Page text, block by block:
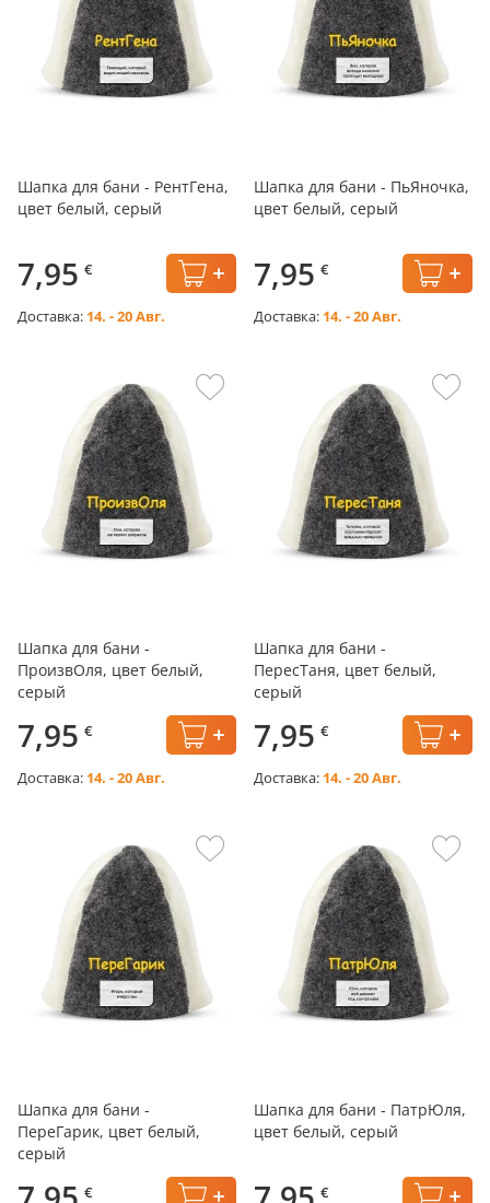
Шапка для бани - РентГена,
цвет белый, серый
7,95 €
Доставка: 14. - 20 Авг.
Шапка для бани - ПьЯночка,
цвет белый, серый
7,95 €
Доставка: 14. - 20 Авг.
Шапка для бани -
ПроизвОля, цвет белый,
серый
7,95 €
Доставка: 14. - 20 Авг.
Шапка для бани -
ПересТаня, цвет белый,
серый
7,95 €
Доставка: 14. - 20 Авг.
Шапка для бани -
ПереГарик, цвет белый,
серый
€
Шапка для бани - ПатрЮля,
цвет белый, серый
€